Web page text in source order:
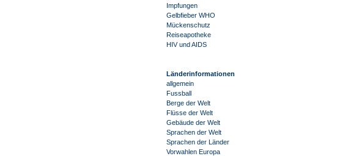
Impfungen
Gelbfieber WHO
Mückenschutz
Reiseapotheke
HIV und AIDS
Länderinformationen
allgemein
Fussball
Berge der Welt
Flüsse der Welt
Gebäude der Welt
Sprachen der Welt
Sprachen der Länder
Vorwahlen Europa